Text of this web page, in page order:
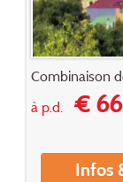
Combinaison
à p.d.€
Infos